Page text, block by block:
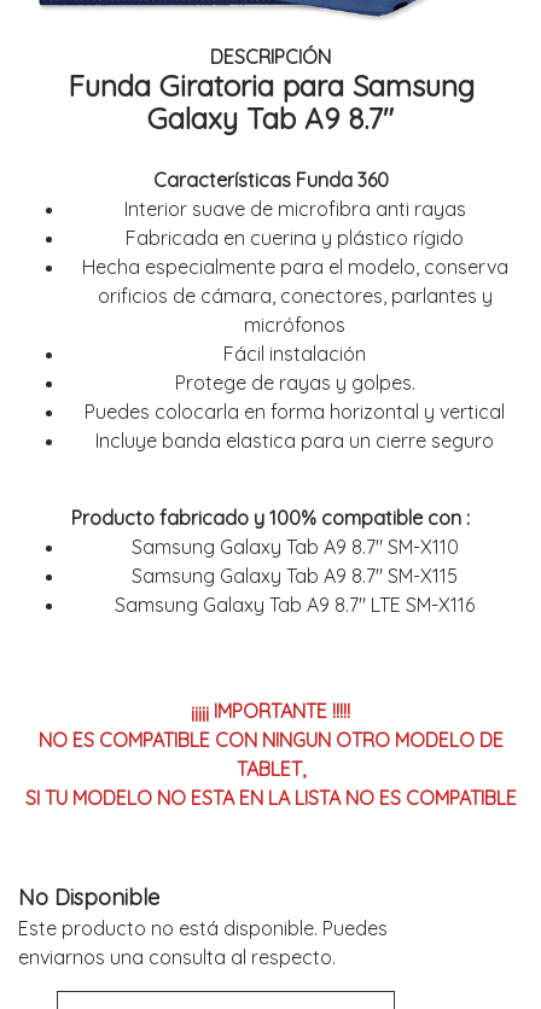
DESCRIPCIÓN
Funda Giratoria para Samsung
Galaxy Tab A9 8.7"
Características Funda 360
Interior suave de microfibra anti rayas
Fabricada en cuerina y plástico rígido
Hecha especialmente para el modelo, conserva
orificios de cámara, conectores, parlantes y
micrófonos
Fácil instalación
Protege de rayas y golpes.
Puedes colocarla en forma horizontal y vertical
Incluye banda elastica para un cierre seguro
Producto fabricado y 100% compatible con :
Samsung Galaxy Tab A9 8.7" SM-X110
Samsung Galaxy Tab A9 8.7" SM-X115
Samsung Galaxy Tab A9 8.7" LTE SM-X116
¡¡¡¡¡ IMPORTANTE !!!!!
NO ES COMPATIBLE CON NINGUN OTRO MODELO DE
TABLET,
SI TU MODELO NO ESTA EN LA LISTA NO ES COMPATIBLE
No Disponible
Este producto no está disponible. Puedes
enviarnos una consulta al respecto.